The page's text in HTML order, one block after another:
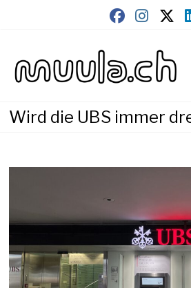
Wird die UBS immer